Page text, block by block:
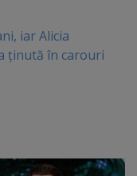
iar Alicia
ținută în carouri